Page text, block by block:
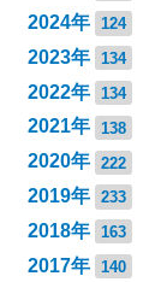
2024年 124
2023年 134
2022年 134
2021年 138
2020年 222
2019年 233
2018年 163
2017年 140